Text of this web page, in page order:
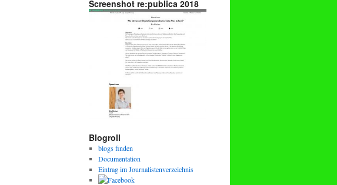
Screenshot re:publica 2018
Blogroll
blogs finden
Documentation
Eintrag im Journalistenverzeichnis